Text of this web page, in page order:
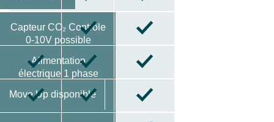
Capteur CO₂ Contrôle
0-10V possible
Alimentation
électrique 1 phase
230V ou 3 phases
400V
Move Up disponible